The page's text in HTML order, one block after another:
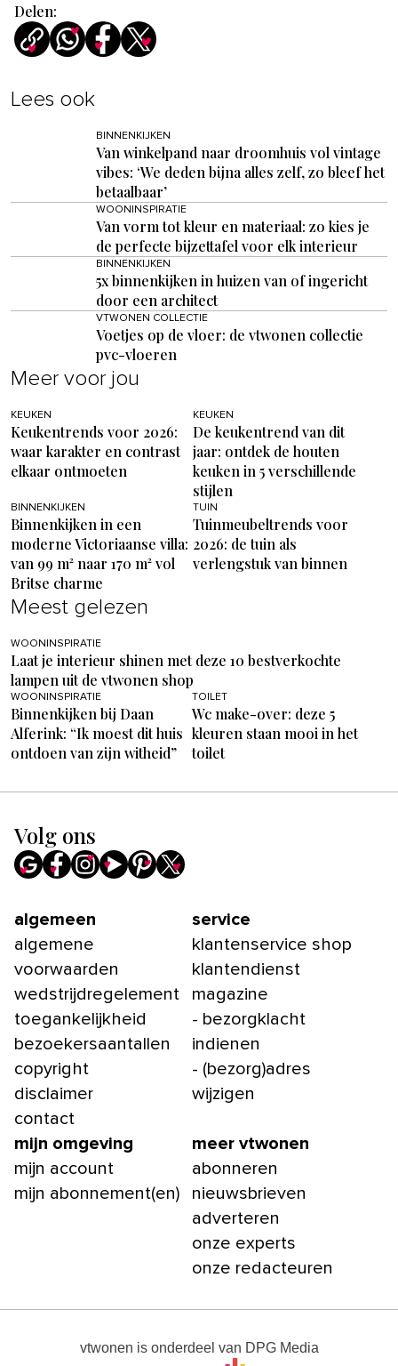
Delen:
Lees ook
BINNENKIJKEN
Van winkelpand naar droomhuis vol vintage
vibes: ‘We deden bijna alles zelf, zo bleef het
betaalbaar’
WOONINSPIRATIE
Van vorm tot kleur en materiaal: zo kies je
de perfecte bijzettafel voor elk interieur
BINNENKIJKEN
5x binnenkijken in huizen van of ingericht
door een architect
VTWONEN COLLECTIE
Voetjes op de vloer: de vtwonen collectie
pvc-vloeren
Meer voor jou
KEUKEN
Keukentrends voor 2026:
waar karakter en contrast
elkaar ontmoeten
KEUKEN
De keukentrend van dit
jaar: ontdek de houten
keuken in 5 verschillende
stijlen
BINNENKIJKEN
Binnenkijken in een
moderne Victoriaanse villa:
van 99 m² naar 170 m² vol
Britse charme
TUIN
Tuinmeubeltrends voor
2026: de tuin als
verlengstuk van binnen
Meest gelezen
WOONINSPIRATIE
Laat je interieur shinen met deze 10 bestverkochte
lampen uit de vtwonen shop
WOONINSPIRATIE
Binnenkijken bij Daan
Alferink: “Ik moest dit huis
ontdoen van zijn witheid”
TOILET
Wc make-over: deze 5
kleuren staan mooi in het
toilet
Volg ons
algemeen
algemene
voorwaarden
wedstrijdregelement
toegankelijkheid
bezoekersaantallen
copyright
disclaimer
contact
service
klantenservice shop
klantendienst
magazine
- bezorgklacht
indienen
- (bezorg)adres
wijzigen
mijn omgeving
mijn account
mijn abonnement(en)
meer vtwonen
abonneren
nieuwsbrieven
adverteren
onze experts
onze redacteuren
vtwonen is onderdeel van DPG Media